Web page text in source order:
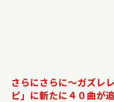
さらにさらに〜ガズレ
ピ」に新たに４０曲が